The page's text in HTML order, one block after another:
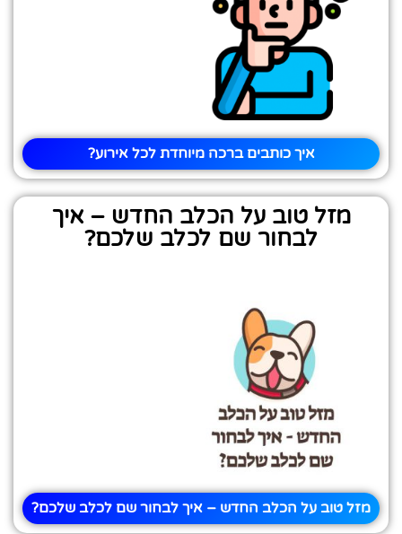
איך כותבים ברכה מיוחדת לכל אירוע?
מזל טוב על הכלב החדש – איך
לבחור שם לכלב שלכם?
מזל טוב על הכלב החדש – איך לבחור שם לכלב שלכם?